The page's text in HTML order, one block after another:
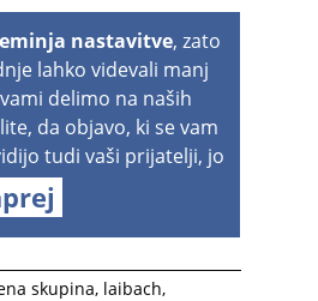
nastavitve, zato
lahko videvali manj
delimo na naših
da objavo, ki se vam
tudi vaši prijatelji, jo
skupina, laibach,